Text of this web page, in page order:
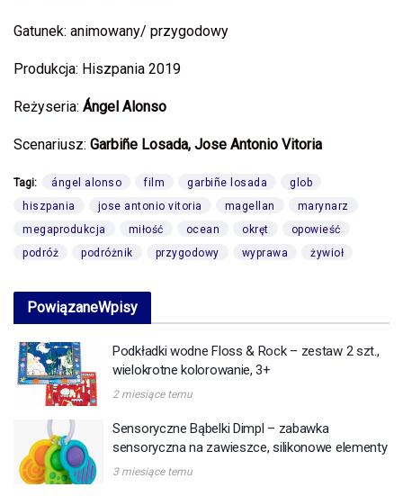
Gatunek: animowany/ przygodowy
Produkcja: Hiszpania 2019
Reżyseria: Ángel Alonso
Scenariusz: Garbiñe Losada, Jose Antonio Vitoria
Tagi: ángel alonso film garbiñe losada
glob
hiszpania
jose antonio vitoria magellan
marynarz
megaprodukcja
miłość ocean okręt
opowieść
podróż
podróżnik przygodowy wyprawa żywioł
PowiązaneWpisy
Podkładki wodne Floss & Rock – zestaw 2 szt.,
wielokrotne kolorowanie, 3+
2 miesiące temu
Sensoryczne Bąbelki Dimpl – zabawka
sensoryczna na zawieszce, silikonowe elementy
3 miesiące temu